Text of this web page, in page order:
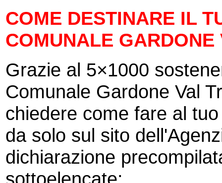
COME DESTINARE IL
COMUNALE
Grazie al 5×1000
Comunale Gardone Val
chiedere come fare al
da solo sul sito
dichiarazione